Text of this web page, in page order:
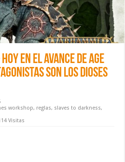
en el avance de Age
son los Dioses
workshop, reglas, slaves to darkness,
Visitas